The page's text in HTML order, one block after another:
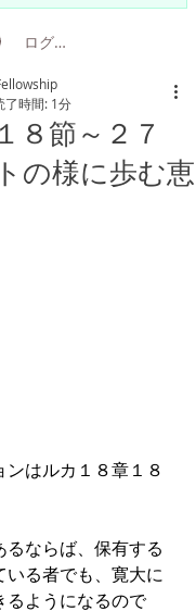
ログイン
８節～２７
様に歩む恵
了時間: 1分
はルカ１８章１８
ならば、保有する
る者でも、寛大に
るようになるので